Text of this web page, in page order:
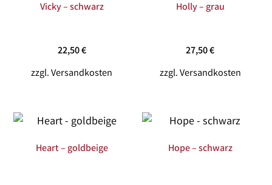
Vicky – schwarz
22,50€
zzgl.Versandkosten
Holly – grau
27,50€
zzgl.Versandkosten
Heart – goldbeige Hope – schwarz